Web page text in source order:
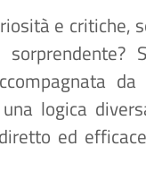
e critiche,
logica
ed